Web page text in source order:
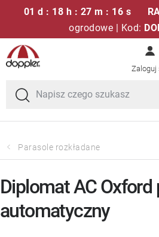
01 d : 18 h : 27 m : 16 s
ogrodowe | Kod:
Przejść
do
treści
Zestawy sof
Parasole ogrodowe
Poduszki i poduszki
Parasole rozkładane
Diplomat AC Oxford
automatyczny